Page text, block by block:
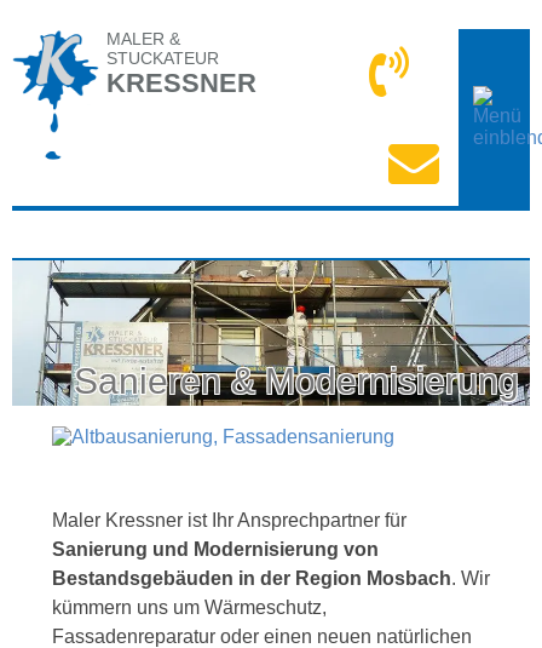
MALER &
STUCKATEUR
KRESSNER
Sanieren & Modernisierung
Maler Kressner ist Ihr Ansprechpartner für
Sanierung und Modernisierung von
Bestandsgebäuden in der Region Mosbach. Wir
kümmern uns um Wärmeschutz,
Fassadenreparatur oder einen neuen natürlichen